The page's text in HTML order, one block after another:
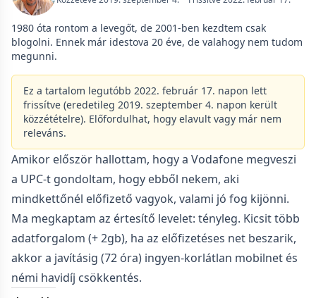
1980 óta rontom a levegőt, de 2001-ben kezdtem csak
blogolni. Ennek már idestova 20 éve, de valahogy nem tudom
megunni.
Ez a tartalom legutóbb 2022. február 17. napon lett
frissítve (eredetileg 2019. szeptember 4. napon került
közzétételre). Előfordulhat, hogy elavult vagy már nem
releváns.
Amikor először hallottam, hogy a Vodafone megveszi
a UPC-t gondoltam, hogy ebből nekem, aki
mindkettőnél előfizető vagyok, valami jó fog kijönni.
Ma megkaptam az értesítő levelet: tényleg. Kicsit több
adatforgalom (+ 2gb), ha az előfizetéses net beszarik,
akkor a javításig (72 óra) ingyen-korlátlan mobilnet és
némi havidíj csökkentés.